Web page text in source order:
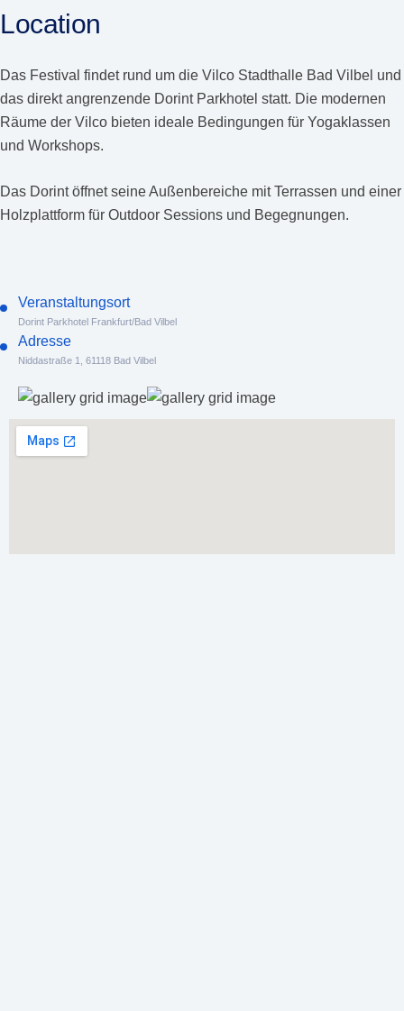
Location
Das Festival findet rund um die Vilco Stadthalle Bad Vilbel und
das direkt angrenzende Dorint Parkhotel statt. Die modernen
Räume der Vilco bieten ideale Bedingungen für Yogaklassen
und Workshops.
Das Dorint öffnet seine Außenbereiche mit Terrassen und einer
Holzplattform für Outdoor Sessions und Begegnungen.
Veranstaltungsort
Dorint Parkhotel Frankfurt/Bad Vilbel
Adresse
Niddastraße 1, 61118 Bad Vilbel